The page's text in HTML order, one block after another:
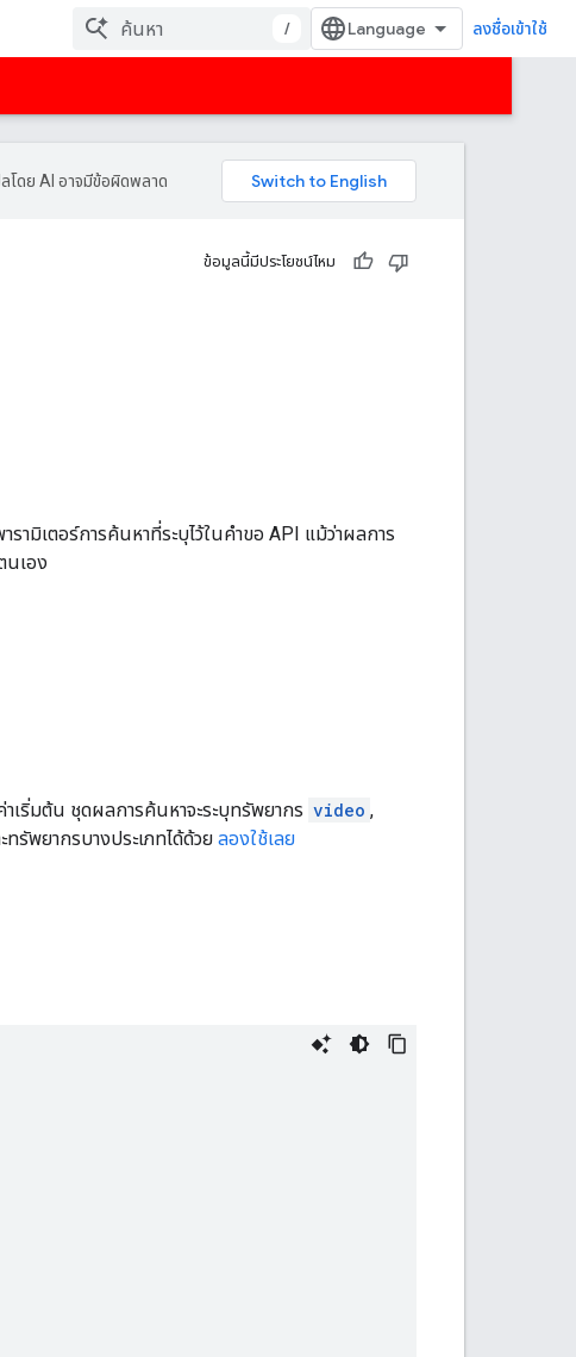
/ ลงชื่อเข้าใช้
โดย AI อาจมีข้อผิดพลาด
ข้อมูลนี้มีประโยชน์ไหม
ามิเตอร์การค้นหาที่ระบุไว้ในคำขอ API แม้ว่าผลการ
นเอง
เริ่มต้น ชุดผลการค้นหาจะระบุทรัพยากร video ,
รัพยากรบางประเภทได้ด้วย ลองใช้เลย